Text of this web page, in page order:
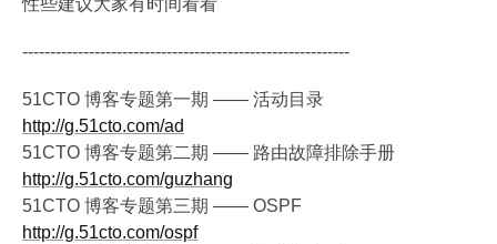
性些建议大家有时间看看
-----------------------------------------------------------
51CTO 博客专题第一期 —— 活动目录
http://g.51cto.com/ad
51CTO 博客专题第二期 —— 路由故障排除手册
http://g.51cto.com/guzhang
51CTO 博客专题第三期 —— OSPF
http://g.51cto.com/ospf